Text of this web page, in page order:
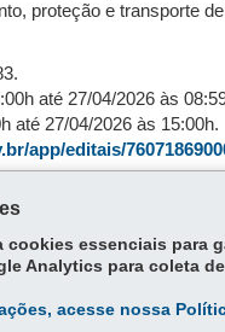
proteção e transporte
até 27/04/2026 às
até 27/04/2026 às 15:00h.
app/editais/
de Contratações Públicas
E MEDIDAS DO ESTADO
cookies essenciais para
Analytics para coleta
acesse nossa